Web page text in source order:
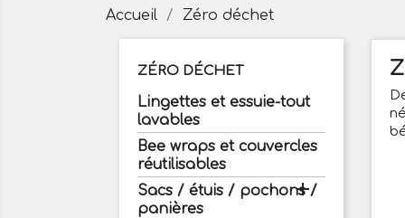
Accueil Zéro déchet
ZÉRO DÉCHET
Lingettes et essuie-tout
lavables
Bee wraps et couvercles
réutilisables
Sacs / étuis / pochons /
panières
